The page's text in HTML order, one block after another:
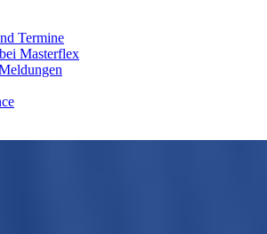
Termine
Masterflex